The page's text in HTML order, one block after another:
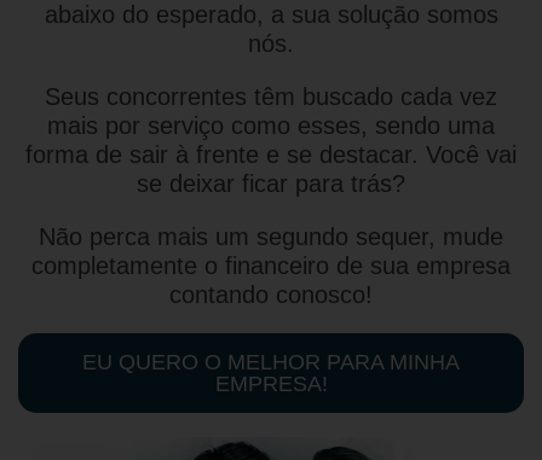
abaixo do esperado, a sua solução somos
nós.
Seus concorrentes têm buscado cada vez
mais por serviço como esses, sendo uma
forma de sair à frente e se destacar. Você vai
se deixar ficar para trás?
Não perca mais um segundo sequer, mude
completamente o financeiro de sua empresa
contando conosco!​
EU QUERO O MELHOR PARA MINHA
EMPRESA!